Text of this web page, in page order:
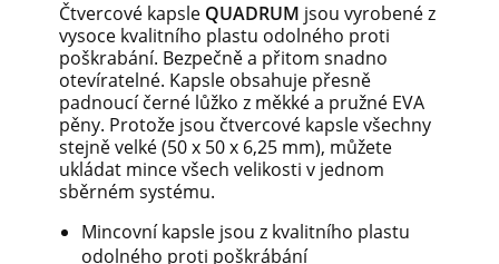
Čtvercové kapsle QUADRUM jsou vyrobené z
vysoce kvalitního plastu odolného proti
poškrabání. Bezpečně a přitom snadno
otevíratelné. Kapsle obsahuje přesně
padnoucí černé lůžko z měkké a pružné EVA
pěny. Protože jsou čtvercové kapsle všechny
stejně velké (50 x 50 x 6,25 mm), můžete
ukládat mince všech velikosti v jednom
sběrném systému.
Mincovní kapsle jsou z kvalitního plastu
odolného proti poškrábání